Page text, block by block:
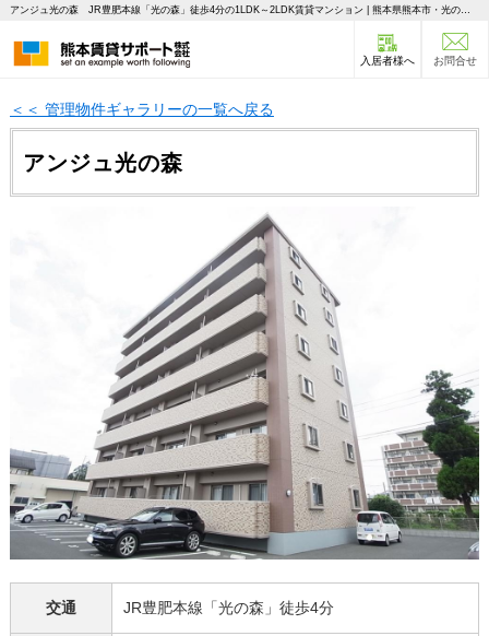
アンジュ光の森 JR豊肥本線「光の森」徒歩4分の1LDK～2LDK賃貸マンション | 熊本県熊本市・光の森・菊陽町の不動産のことならピタットハウス 熊本賃貸サポート
入居者様へ お問合せ
＜＜ 管理物件ギャラリーの一覧へ戻る
アンジュ光の森
交通 JR豊肥本線「光の森」徒歩4分